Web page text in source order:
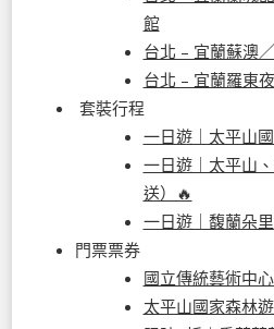
館
台北 – 宜蘭蘇澳
台北 – 宜蘭羅東
套裝行程
一日遊｜太平山
一日遊｜太平山
送）🔥
一日遊｜馥蘭朵
門票票券
國立傳統藝術中
太平山國家森林